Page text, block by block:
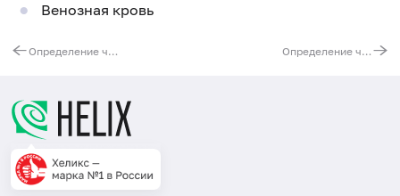
Венозная кровь
Определение чувствительности к индукторам интерферона: Амиксин Определение чувствительности к индукторам интерферона: Кагоцел